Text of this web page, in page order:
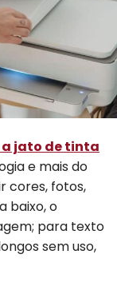
jato de tinta
e mais do
cores, fotos,
baixo, o
para texto
sem uso,